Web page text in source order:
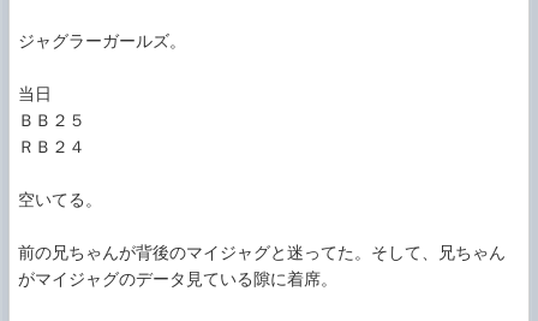
ジャグラーガールズ。
当日
ＢＢ２５
ＲＢ２４
空いてる。
前の兄ちゃんが背後のマイジャグと迷ってた。そして、兄ちゃん
がマイジャグのデータ見ている隙に着席。